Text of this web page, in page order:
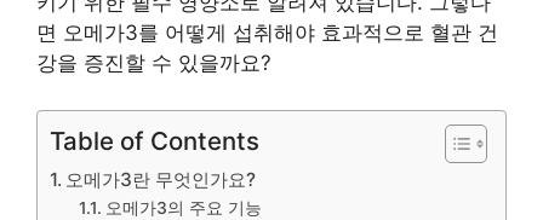
면 오메가3를 어떻게 섭취해야 효과적으로 혈관 건
강을 증진할 수 있을까요?
Table of Contents
오메가3란 무엇인가요?
오메가3의 주요 기능